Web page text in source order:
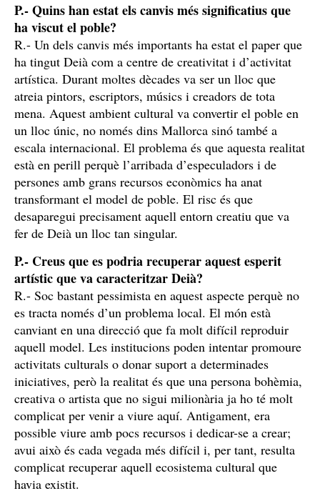
P.- Quins han estat els canvis més significatius que
ha viscut el poble?
R.- Un dels canvis més importants ha estat el paper que
ha tingut Deià com a centre de creativitat i d’activitat
artística. Durant moltes dècades va ser un lloc que
atreia pintors, escriptors, músics i creadors de tota
mena. Aquest ambient cultural va convertir el poble en
un lloc únic, no només dins Mallorca sinó també a
escala internacional. El problema és que aquesta realitat
està en perill perquè l’arribada d’especuladors i de
persones amb grans recursos econòmics ha anat
transformant el model de poble. El risc és que
desaparegui precisament aquell entorn creatiu que va
fer de Deià un lloc tan singular.
P.- Creus que es podria recuperar aquest esperit
artístic que va caracteritzar Deià?
R.- Soc bastant pessimista en aquest aspecte perquè no
es tracta només d’un problema local. El món està
canviant en una direcció que fa molt difícil reproduir
aquell model. Les institucions poden intentar promoure
activitats culturals o donar suport a determinades
iniciatives, però la realitat és que una persona bohèmia,
creativa o artista que no sigui milionària ja ho té molt
complicat per venir a viure aquí. Antigament, era
possible viure amb pocs recursos i dedicar-se a crear;
avui això és cada vegada més difícil i, per tant, resulta
complicat recuperar aquell ecosistema cultural que
havia existit.